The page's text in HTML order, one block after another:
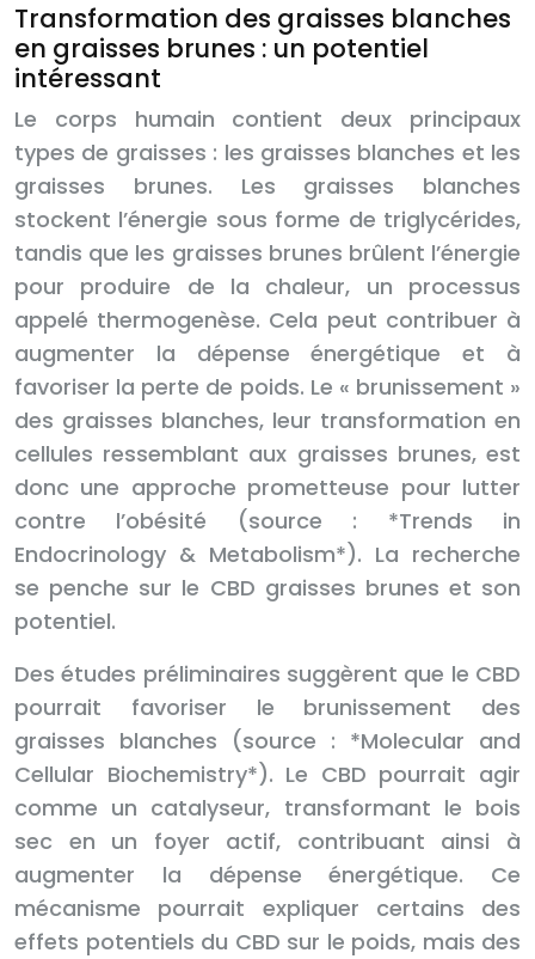
Transformation des graisses blanches
en graisses brunes : un potentiel
intéressant
Le corps humain contient deux principaux
types de graisses : les graisses blanches et les
graisses brunes. Les graisses blanches
stockent l’énergie sous forme de triglycérides,
tandis que les graisses brunes brûlent l’énergie
pour produire de la chaleur, un processus
appelé thermogenèse. Cela peut contribuer à
augmenter la dépense énergétique et à
favoriser la perte de poids. Le « brunissement »
des graisses blanches, leur transformation en
cellules ressemblant aux graisses brunes, est
donc une approche prometteuse pour lutter
contre l’obésité (source : *Trends in
Endocrinology & Metabolism*). La recherche
se penche sur le CBD graisses brunes et son
potentiel.
Des études préliminaires suggèrent que le CBD
pourrait favoriser le brunissement des
graisses blanches (source : *Molecular and
Cellular Biochemistry*). Le CBD pourrait agir
comme un catalyseur, transformant le bois
sec en un foyer actif, contribuant ainsi à
augmenter la dépense énergétique. Ce
mécanisme pourrait expliquer certains des
effets potentiels du CBD sur le poids, mais des